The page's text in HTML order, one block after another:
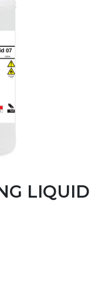
LIQUID